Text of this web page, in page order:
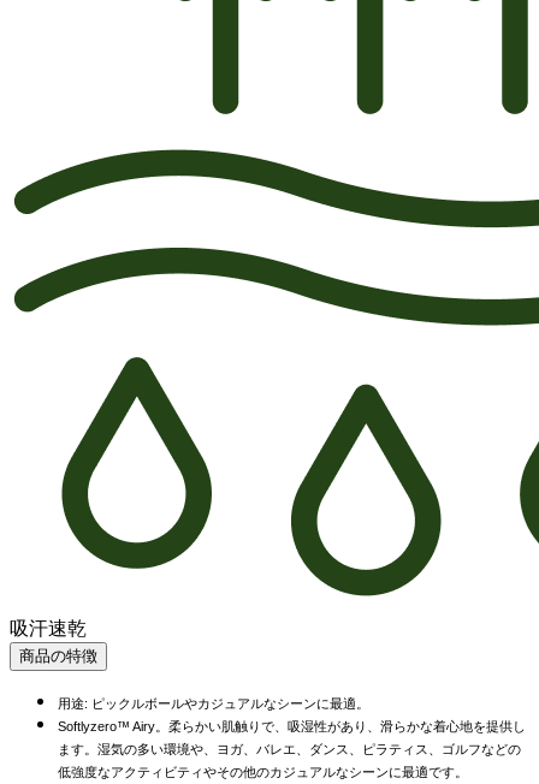
吸汗速乾
商品の特徴
用途: ピックルボールやカジュアルなシーンに最適。
Softlyzero™ Airy。柔らかい肌触りで、吸湿性があり、滑らかな着心地を提供し
ます。湿気の多い環境や、ヨガ、バレエ、ダンス、ピラティス、ゴルフなどの
低強度なアクティビティやその他のカジュアルなシーンに最適です。